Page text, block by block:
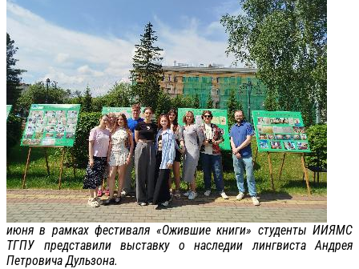
июня в рамках фестиваля «Ожившие книги» студенты ИИЯМС
ТГПУ представили выставку о наследии лингвиста Андрея
Петровича Дульзона.